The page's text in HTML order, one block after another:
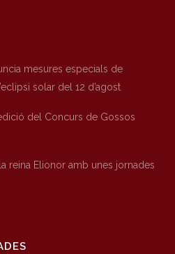
mesures especials de
solar del 12 d’agost
del Concurs de Gossos
reina Elionor amb unes jornades